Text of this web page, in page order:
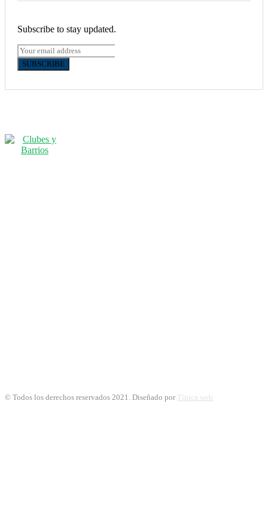
Subscribe to stay updated.
SUBSCRIBE
© Todos los derechos reservados 2021. Diseñado por Típica web